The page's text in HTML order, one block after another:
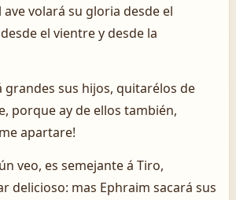
ave volará su gloria desde el
el vientre y desde la
grandes sus hijos, quitarélos de
porque ­ay de ellos también,
apartare!
veo, es semejante á Tiro,
delicioso: mas Ephraim sacará sus